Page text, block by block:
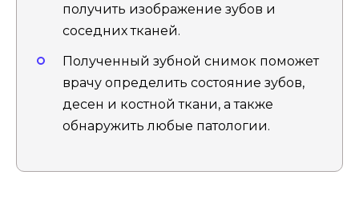
получить изображение зубов и
соседних тканей.
Полученный зубной снимок поможет
врачу определить состояние зубов,
десен и костной ткани, а также
обнаружить любые патологии.